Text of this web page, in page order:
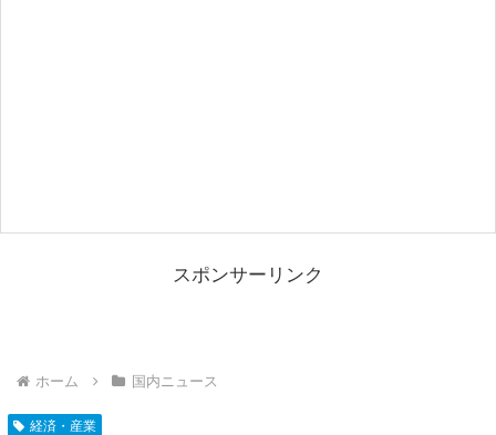
スポンサーリンク
ホーム 国内ニュース
経済・産業